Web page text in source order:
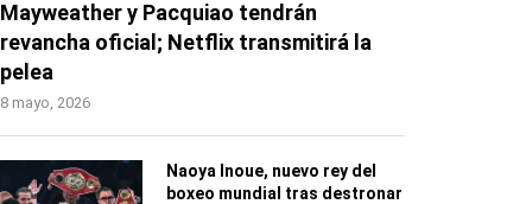
Mayweather y Pacquiao tendrán
revancha oficial; Netflix transmitirá la
pelea
8 mayo, 2026
Naoya Inoue, nuevo rey del
boxeo mundial tras destronar